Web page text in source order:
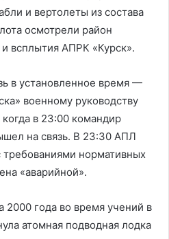
и вертолеты из состава
осмотрели район
всплытия АПРК «Курск».
в установленное время —
военному руководству
в 23:00 командир
на связь. В 23:30 АПЛ
требованиями нормативных
«аварийной».